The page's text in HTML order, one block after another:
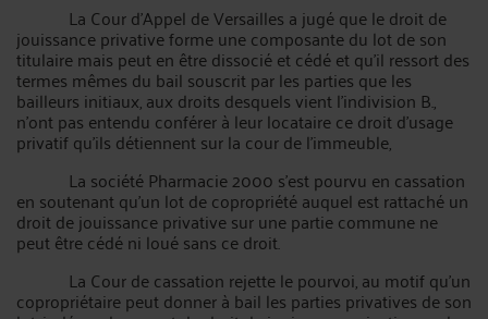
La Cour d’Appel de Versailles a jugé que le droit de
jouissance privative forme une composante du lot de son
titulaire mais peut en être dissocié et cédé et qu’il ressort des
termes mêmes du bail souscrit par les parties que les
bailleurs initiaux, aux droits desquels vient l’indivision B.,
n’ont pas entendu conférer à leur locataire ce droit d’usage
privatif qu’ils détiennent sur la cour de l’immeuble,
La société Pharmacie 2000 s’est pourvu en cassation
en soutenant qu’un lot de copropriété auquel est rattaché un
droit de jouissance privative sur une partie commune ne
peut être cédé ni loué sans ce droit.
La Cour de cassation rejette le pourvoi, au motif qu’un
copropriétaire peut donner à bail les parties privatives de son